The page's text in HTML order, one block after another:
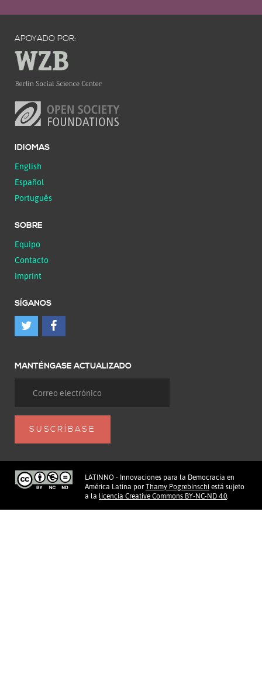
APOYADO POR:
IDIOMAS
English
Español
Português
SOBRE
Equipo
Contacto
Imprint
SÍGANOS
MANTÉNGASE ACTUALIZADO
LATINNO - Innovaciones para la Democracia en
América Latina por Thamy Pogrebinschi está sujeto
a la licencia Creative Commons BY-NC-ND 4.0.